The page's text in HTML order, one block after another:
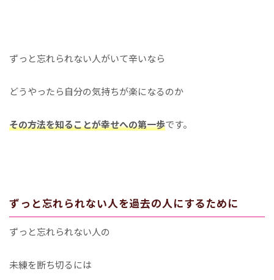
ずっと忘れられない人がいて辛いなら
どうやったら自分の気持ちが楽になるのか
その方法を知ることが幸せへの第一歩です。
ずっと忘れられない人を過去の人にするために
ずっと忘れられない人の
未練を断ち切るには